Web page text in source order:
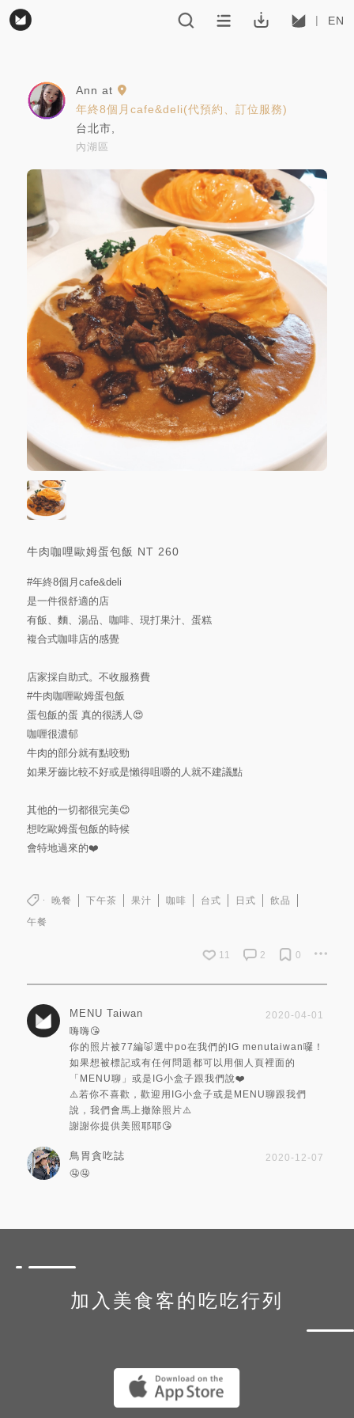
EN
Ann at
年終8個月cafe&deli(代預約、訂位服務)
台北市
內湖區
牛肉咖哩歐姆蛋包飯 NT 260
#年終8個月cafe&deli
是一件很舒適的店
有飯、麵、湯品、咖啡、現打果汁、蛋糕
複合式咖啡店的感覺
店家採自助式。不收服務費
#牛肉咖喱歐姆蛋包飯
蛋包飯的蛋 真的很誘人😍
咖喱很濃郁
牛肉的部分就有點咬勁
如果牙齒比較不好或是懶得咀嚼的人就不建議點
其他的一切都很完美😊
想吃歐姆蛋包飯的時候
會特地過來的❤️
晚餐 下午茶 果汁 咖啡 台式 日式
飲品
午餐
11 2 0
MENU Taiwan
2020-04-01
嗨嗨😘
你的照片被77編🐷選中po在我們的IG menutaiwan囉！
如果想被標記或有任何問題都可以用個人頁裡面的
「MENU聊」或是IG小盒子跟我們說❤️
⚠️若你不喜歡，歡迎用IG小盒子或是MENU聊跟我們
說，我們會馬上撤除照片⚠️
謝謝你提供美照耶耶😘
鳥胃貪吃誌
2020-12-07
🤤🤤
加入美食客的吃吃行列